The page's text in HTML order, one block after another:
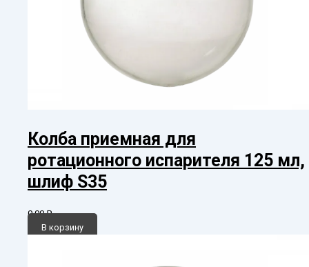
Колба приемная для
ротационного испарителя 125 мл,
шлиф S35
0,00₽
В корзину